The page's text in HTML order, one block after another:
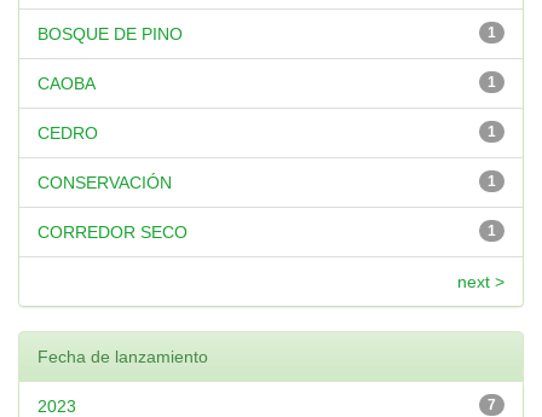
1
BOSQUE DE PINO
1
CAOBA
1
CEDRO
1
CONSERVACIÓN
1
CORREDOR SECO
next >
Fecha de lanzamiento
7
2023